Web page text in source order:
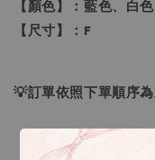
【顏色】：藍色、白
【尺寸】：F
💡訂單依照下單順序為